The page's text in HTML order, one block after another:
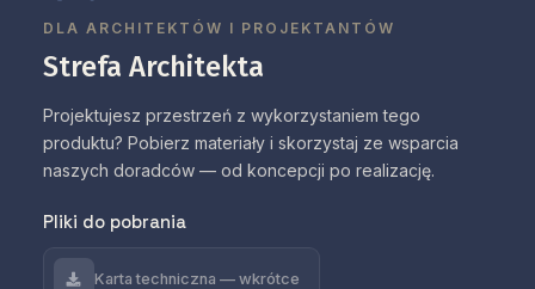
DLA ARCHITEKTÓW I PROJEKTANTÓW
Strefa Architekta
Projektujesz przestrzeń z wykorzystaniem tego
produktu? Pobierz materiały i skorzystaj ze wsparcia
naszych doradców — od koncepcji po realizację.
Pliki do pobrania
Karta techniczna — wkrótce